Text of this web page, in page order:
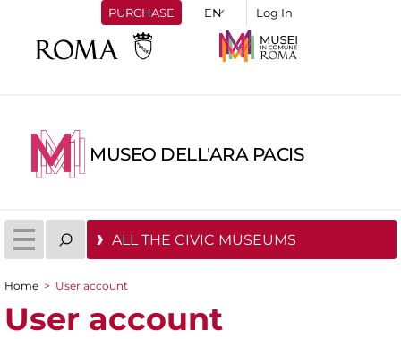
PURCHASE Log In
MUSEO DELL'ARA PACIS
ALL THE CIVIC MUSEUMS
You are here
Home > User account
User account